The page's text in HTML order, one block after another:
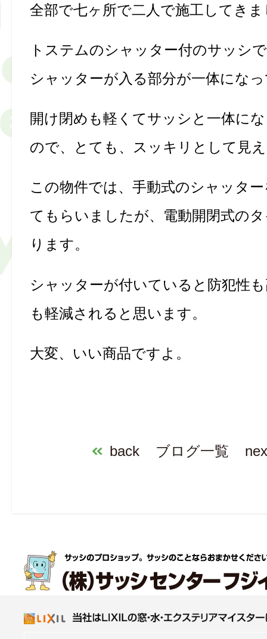
全部で七ヶ所で二人で施工してき
トステムのシャッター付のサッシ
シャッターが入る部分が一体にな
開け閉めも軽くてサッシと一体に
ので、とても、スッキリとして見
この物件では、手動式のシャッタ
てもらいましたが、電動開閉式の
ります。
シャッターが付いていると防犯性
も軽減されると思います。
大変、いい商品ですよ。
back ブログ一覧